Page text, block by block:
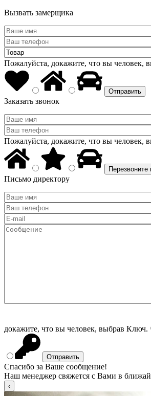
Вызвать замерщика
Пожалуйста, докажите, что вы человек,
Заказать звонок
Пожалуйста, докажите, что вы человек,
Письмо директору
докажите, что вы человек, выбрав Ключ.
Спасибо за Ваше сообщение!
Наш менеджер свяжется с Вами в